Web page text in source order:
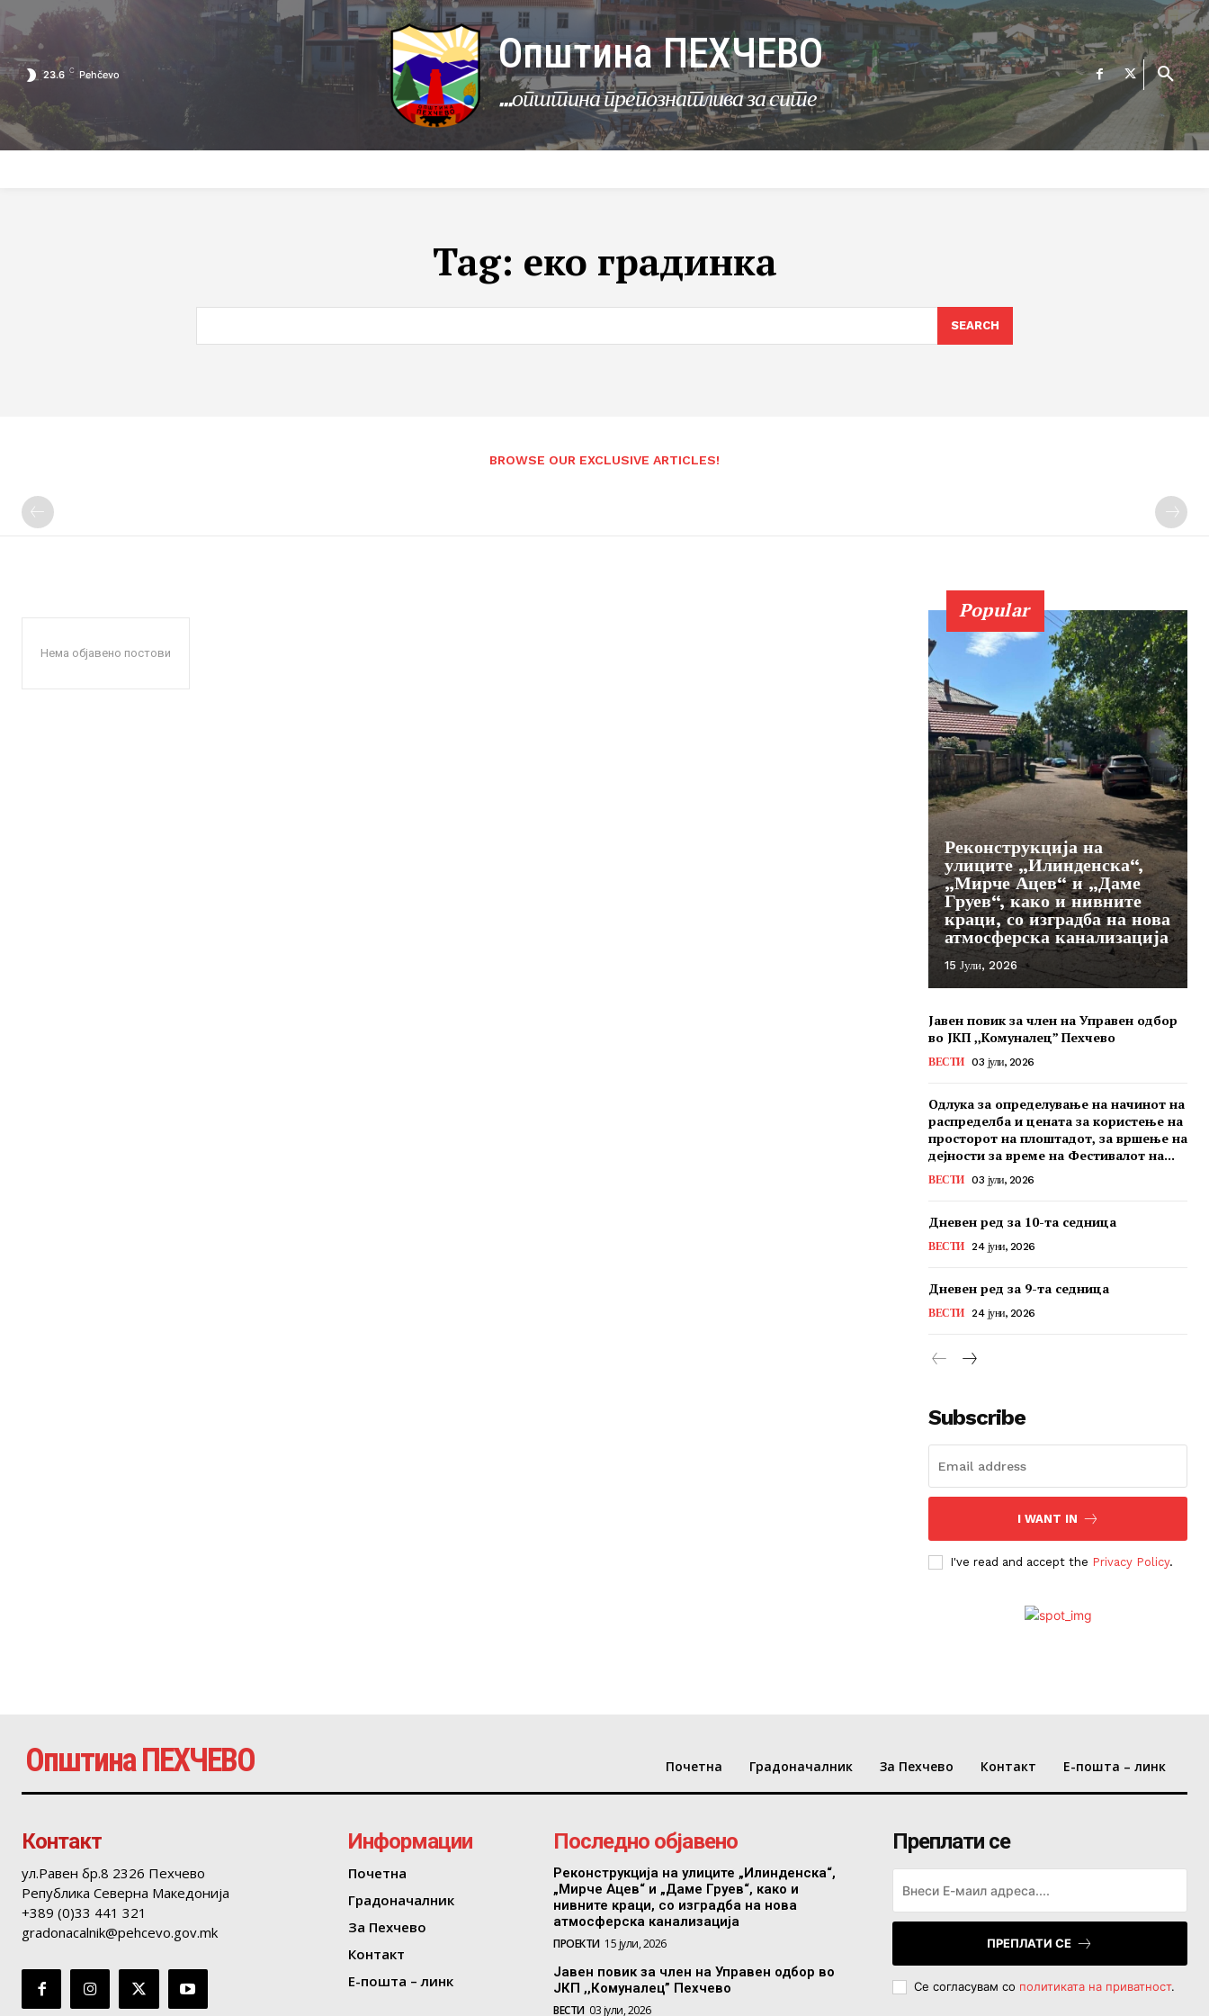
23.6 C Pehčevo Општина ПЕХЧЕВО
...општина препознатлива за сите
Tag: еко градинка
SEARCH
BROWSE OUR EXCLUSIVE ARTICLES!
Нема објавено постови
Popular
Реконструкција на
улиците „Илинденска“,
„Мирче Ацев“ и „Даме
Груев“, како и нивните
краци, со изградба на нова
атмосферска канализација
15 Јули, 2026
Јавен повик за член на Управен одбор
во ЈКП ,,Комуналец” Пехчево
ВЕСТИ 03 јули, 2026
Одлука за определување на начинот на
распределба и цената за користење на
просторот на плоштадот, за вршење на
дејности за време на Фестивалот на...
ВЕСТИ 03 јули, 2026
Дневен ред за 10-та седница
ВЕСТИ 24 јуни, 2026
Дневен ред за 9-та седница
ВЕСТИ 24 јуни, 2026
Subscribe
I WANT IN
I've read and accept the Privacy Policy.
Општина ПЕХЧЕВО Почетна Градоначалник За Пехчево Контакт Е-пошта – линк
Контакт
ул.Равен бр.8 2326 Пехчево
Република Северна Македонија
+389 (0)33 441 321
gradonacalnik@pehcevo.gov.mk
Информации
Почетна
Градоначалник
За Пехчево
Контакт
Е-пошта – линк
Последно објавено
Реконструкција на улиците „Илинденска“,
„Мирче Ацев“ и „Даме Груев“, како и
нивните краци, со изградба на нова
атмосферска канализација
ПРОЕКТИ 15 јули, 2026
Јавен повик за член на Управен одбор во
ЈКП ,,Комуналец” Пехчево
ВЕСТИ 03 јули, 2026
Преплати се
ПРЕПЛАТИ СЕ
Се согласувам со политиката на приватност.